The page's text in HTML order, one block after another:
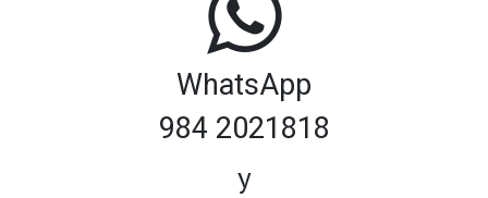
WhatsApp
984 2021818
y